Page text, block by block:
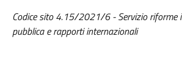
Codice sito 4.15/2021/6 - Servizio riforme
pubblica e rapporti internazionali